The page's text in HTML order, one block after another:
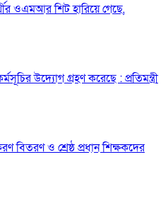
ওএমআর শিট হারিয়ে গেছে,
উদ্যোগ গ্রহণ করেছে : প্রতিমন্ত্রী
বিতরণ ও শ্রেষ্ঠ প্রধান শিক্ষকদের